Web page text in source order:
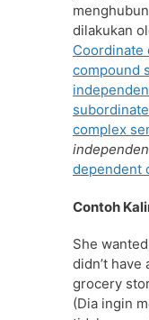
dilakukan
Coordinate
compound
complex
dependent
Contoh
She
didn’t
grocery
(Dia ingin